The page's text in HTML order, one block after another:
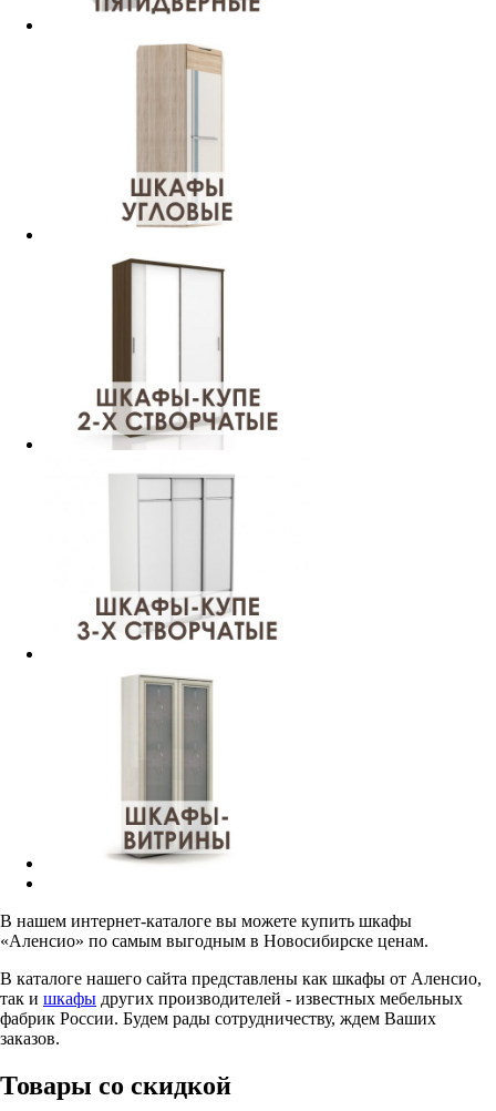
В нашем интернет-каталоге вы можете купить шкафы
«Аленсио» по самым выгодным в Новосибирске ценам.
В каталоге нашего сайта представлены как шкафы от Аленсио,
так и шкафы других производителей - известных мебельных
фабрик России. Будем рады сотрудничеству, ждем Ваших
заказов.
Товары со скидкой